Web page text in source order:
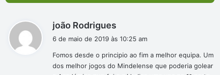
joão Rodrigues
s
e
6 de maio de 2019 às 10:25 am
Fomos desde o principio ao fim a melhor equipa. Um
dos melhor jogos do Mindelense que poderia golear